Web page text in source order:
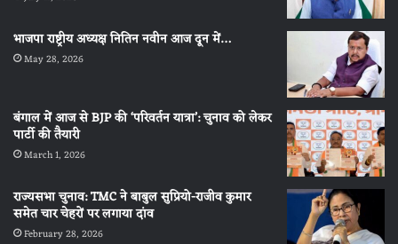
भाजपा राष्ट्रीय अध्यक्ष नितिन नवीन आज दून में…
May 28, 2026
बंगाल में आज से BJP की ‘परिवर्तन यात्रा’: चुनाव को लेकर
पार्टी की तैयारी
March 1, 2026
राज्यसभा चुनाव: TMC ने बाबुल सुप्रियो-राजीव कुमार
समेत चार चेहरों पर लगाया दांव
February 28, 2026